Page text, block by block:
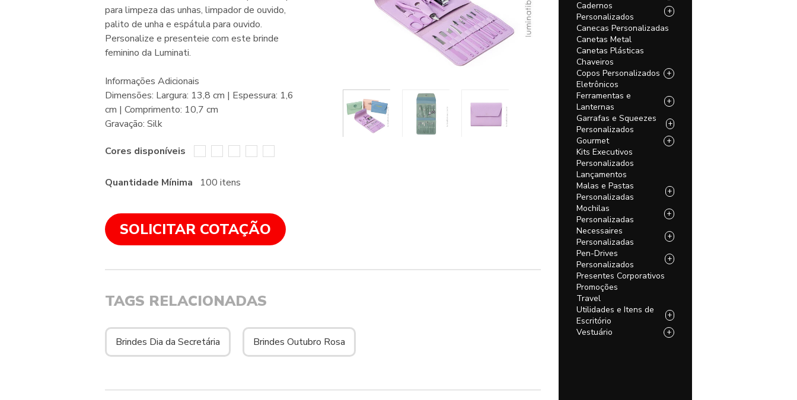
para limpeza das unhas, limpador de ouvido,
palito de unha e espátula para ouvido.
Personalize e presenteie com este brinde
feminino da Luminati.
Informações Adicionais
Dimensões: Largura: 13,8 cm | Espessura: 1,6
cm | Comprimento: 10,7 cm
Gravação: Silk
Cores disponíveis
Quantidade Mínima 100 itens
SOLICITAR COTAÇÃO
TAGS RELACIONADAS
Brindes Dia da Secretária Brindes Outubro Rosa
Cadernos
Personalizados
+
Canecas Personalizadas
Canetas Metal
Canetas Plásticas
Chaveiros
Copos Personalizados
+
Eletrônicos
Ferramentas e
Lanternas
+
Garrafas e Squeezes
Personalizados
+
Gourmet +
Kits Executivos
Personalizados
Lançamentos
Malas e Pastas
Personalizadas
+
Mochilas
Personalizadas
+
Necessaires
Personalizadas
+
Pen-Drives
Personalizados
+
Presentes Corporativos
Promoções
Travel
Utilidades e Itens de
Escritório
+
Vestuário +